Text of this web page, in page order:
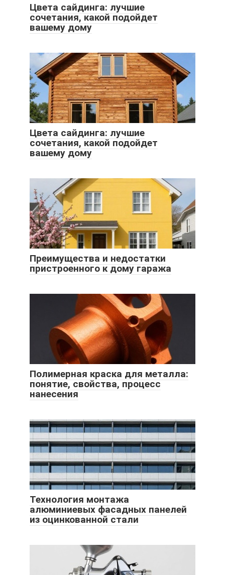
Цвета сайдинга: лучшие
сочетания, какой подойдет
вашему дому
Цвета сайдинга: лучшие
сочетания, какой подойдет
вашему дому
Преимущества и недостатки
пристроенного к дому гаража
Полимерная краска для металла:
понятие, свойства, процесс
нанесения
Технология монтажа
алюминиевых фасадных панелей
из оцинкованной стали